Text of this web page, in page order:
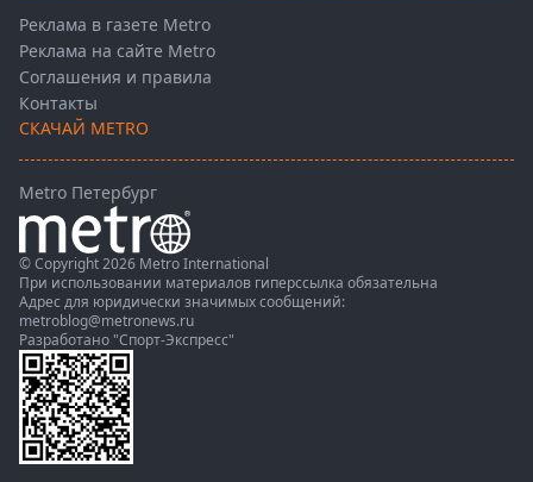
Реклама в газете Metro
Реклама на сайте Metro
Соглашения и правила
Контакты
СКАЧАЙ METRO
Metro Петербург
© Copyright 2026 Metro International
При использовании материалов гиперссылка обязательна
Адрес для юридически значимых сообщений:
metroblog@metronews.ru
Разработано "Спорт-Экспресс"